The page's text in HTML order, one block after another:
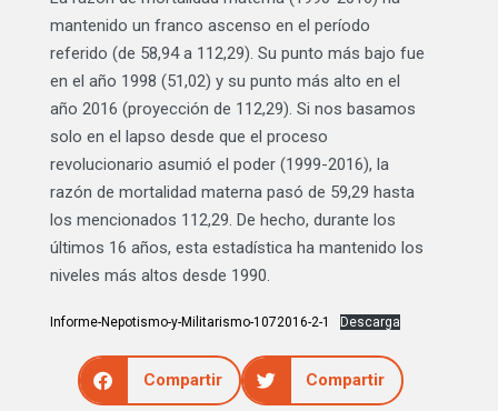
mantenido un franco ascenso en el período
referido (de 58,94 a 112,29). Su punto más bajo fue
en el año 1998 (51,02) y su punto más alto en el
año 2016 (proyección de 112,29). Si nos basamos
solo en el lapso desde que el proceso
revolucionario asumió el poder (1999-2016), la
razón de mortalidad materna pasó de 59,29 hasta
los mencionados 112,29. De hecho, durante los
últimos 16 años, esta estadística ha mantenido los
niveles más altos desde 1990.
Informe-Nepotismo-y-Militarismo-1072016-2-1 Descarga
Compartir Compartir